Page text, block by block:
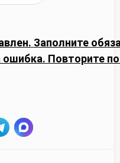
Заполните
Повторите